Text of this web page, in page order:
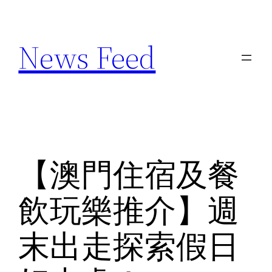
content
News Feed
【澳門住宿及餐
飲玩樂推介】週
末出走探索假日